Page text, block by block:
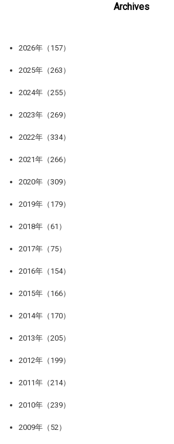
Archives
2026年（157）
2025年（263）
2024年（255）
2023年（269）
2022年（334）
2021年（266）
2020年（309）
2019年（179）
2018年（61）
2017年（75）
2016年（154）
2015年（166）
2014年（170）
2013年（205）
2012年（199）
2011年（214）
2010年（239）
2009年（52）